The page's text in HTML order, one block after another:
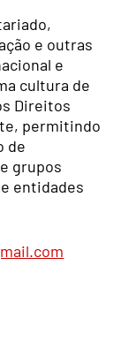
e outras
e
cultura de
Direitos
permitindo
de
grupos
entidades